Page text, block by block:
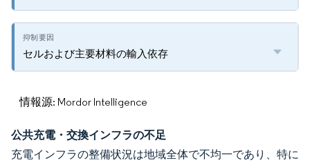
セルおよび主要材料の輸入依存
情報源: Mordor Intelligence
公共充電・交換インフラの不足
充電インフラの整備状況は地域全体で不均一であり、特に